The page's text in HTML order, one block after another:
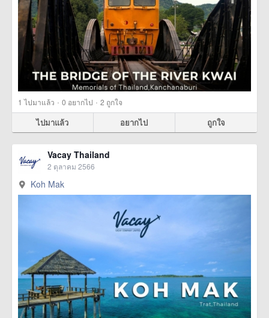
1 ไปมาแล้ว · 0 อยากไป · 2 ถูกใจ
ไปมาแล้ว อยากไป ถูกใจ
Vacay Thailand
2 ตุลาคม 2566
Koh Mak